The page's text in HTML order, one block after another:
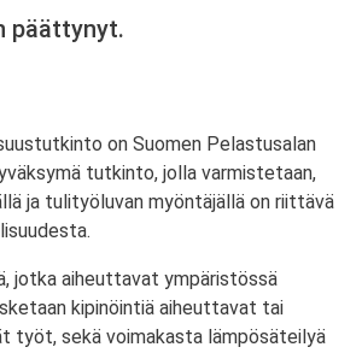
päättynyt.
on Suomen Pelastusalan
tutkinto, jolla varmistetaan,
ja tulityöluvan myöntäjällä on riittävä
jotka aiheuttavat ympäristössä
kipinöintiä aiheuttavat tai
työt, sekä voimakasta lämpösäteilyä